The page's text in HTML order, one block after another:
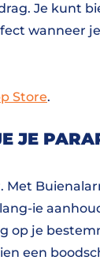
Je kunt
wanneer
Store.
JE
Met
ie
op je
een